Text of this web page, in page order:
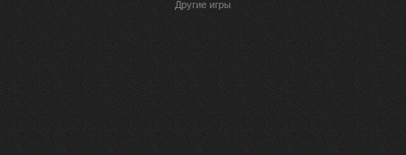
Другие игры